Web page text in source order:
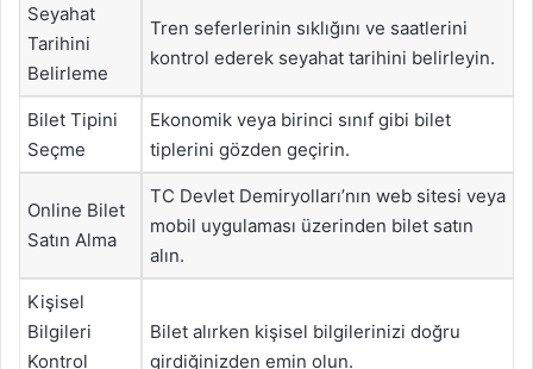
Seyahat
Tarihini
Belirleme
Tren seferlerinin sıklığını ve saatlerini
kontrol ederek seyahat tarihini belirleyin.
Bilet Tipini
Seçme
Ekonomik veya birinci sınıf gibi bilet
tiplerini gözden geçirin.
Online Bilet
Satın Alma
TC Devlet Demiryolları’nın web sitesi veya
mobil uygulaması üzerinden bilet satın
alın.
Kişisel
Bilgileri
Kontrol
Bilet alırken kişisel bilgilerinizi doğru
girdiğinizden emin olun.